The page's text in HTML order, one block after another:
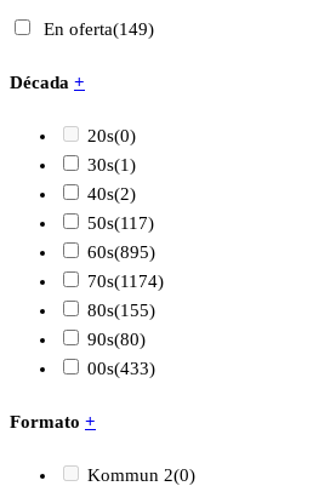
En oferta(149)
Década +
20s(0)
30s(1)
40s(2)
50s(117)
60s(895)
70s(1174)
80s(155)
90s(80)
00s(433)
Formato +
Kommun 2(0)